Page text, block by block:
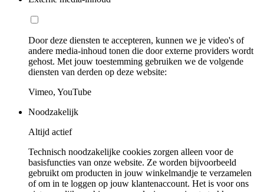
Door deze diensten te accepteren, kunnen we je video's of
andere media-inhoud tonen die door externe providers wordt
gehost. Met jouw toestemming gebruiken we de volgende
diensten van derden op deze website:
Vimeo, YouTube
Noodzakelijk
Altijd actief
Technisch noodzakelijke cookies zorgen alleen voor de
basisfuncties van onze website. Ze worden bijvoorbeeld
gebruikt om producten in jouw winkelmandje te verzamelen
of om in te loggen op jouw klantenaccount. Het is voor ons